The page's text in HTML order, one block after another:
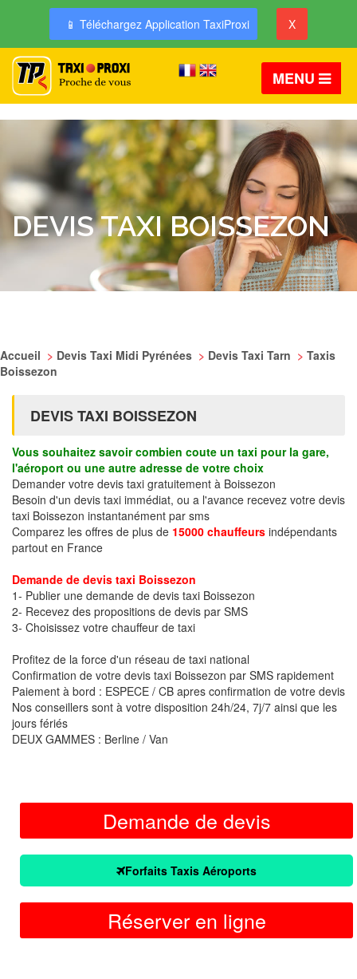
📱 Téléchargez Application TaxiProxi X
MENU
DEVIS TAXI BOISSEZON
Accueil > Devis Taxi Midi Pyrénées > Devis Taxi Tarn > Taxis
Boissezon
DEVIS TAXI BOISSEZON
Vous souhaitez savoir combien coute un taxi pour la gare,
l'aéroport ou une autre adresse de votre choix
Demander votre devis taxi gratuitement à Boissezon
Besoin d'un devis taxi immédiat, ou a l'avance recevez votre devis
taxi Boissezon instantanément par sms
Comparez les offres de plus de 15000 chauffeurs indépendants
partout en France
Demande de devis taxi Boissezon
1- Publier une demande de devis taxi Boissezon
2- Recevez des propositions de devis par SMS
3- Choisissez votre chauffeur de taxi
Profitez de la force d'un réseau de taxi national
Confirmation de votre devis taxi Boissezon par SMS rapidement
Paiement à bord : ESPECE / CB apres confirmation de votre devis
Nos conseillers sont à votre disposition 24h/24, 7j/7 ainsi que les
jours fériés
DEUX GAMMES : Berline / Van
Demande de devis
Forfaits Taxis Aéroports
Réserver en ligne